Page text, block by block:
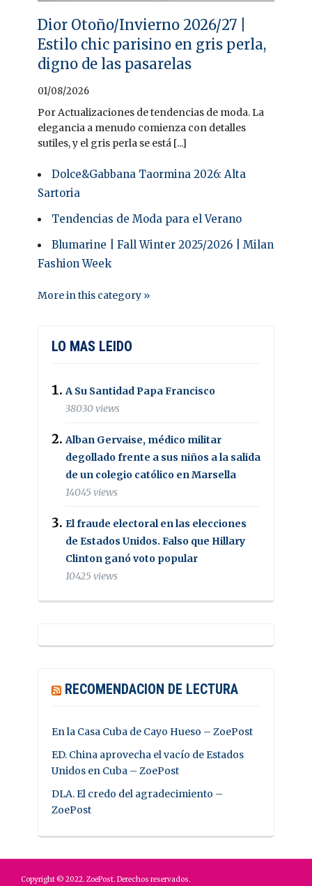
Dior Otoño/Invierno 2026/27 |
Estilo chic parisino en gris perla,
digno de las pasarelas
01/08/2026
Por Actualizaciones de tendencias de moda. La
elegancia a menudo comienza con detalles
sutiles, y el gris perla se está [...]
Dolce&Gabbana Taormina 2026: Alta
Sartoria
Tendencias de Moda para el Verano
Blumarine | Fall Winter 2025/2026 | Milan
Fashion Week
More in this category »
LO MAS LEIDO
A Su Santidad Papa Francisco
38030 views
Alban Gervaise, médico militar
degollado frente a sus niños a la salida
de un colegio católico en Marsella
14045 views
El fraude electoral en las elecciones
de Estados Unidos. Falso que Hillary
Clinton ganó voto popular
10425 views
RECOMENDACION DE LECTURA
En la Casa Cuba de Cayo Hueso – ZoePost
ED. China aprovecha el vacío de Estados
Unidos en Cuba – ZoePost
DLA. El credo del agradecimiento –
ZoePost
Copyright © 2022. ZoePost. Derechos reservados.